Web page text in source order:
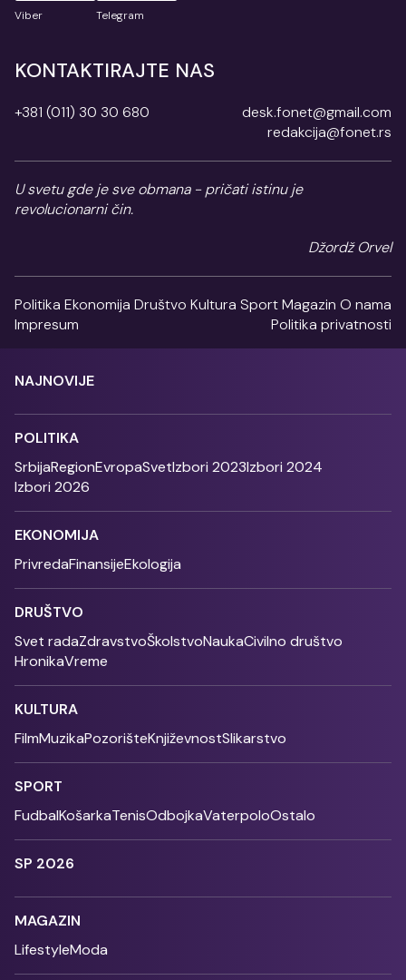
Viber Telegram
KONTAKTIRAJTE NAS
+381 (011) 30 30 680
desk.fonet@gmail.com
redakcija@fonet.rs
U svetu gde je sve obmana - pričati istinu je
revolucionarni čin.
Džordž Orvel
Politika Ekonomija Društvo Kultura SportMagazin O nama
Impresum
Politika privatnosti
NAJNOVIJE
POLITIKA
SrbijaRegionEvropaSvetIzbori 2023Izbori 2024
Izbori 2026
EKONOMIJA
PrivredaFinansijeEkologija
DRUŠTVO
Svet radaZdravstvoŠkolstvoNaukaCivilno društvo
HronikaVreme
KULTURA
FilmMuzikaPozorišteKnjiževnostSlikarstvo
SPORT
FudbalKošarkaTenisOdbojkaVaterpoloOstalo
SP 2026
MAGAZIN
LifestyleModa